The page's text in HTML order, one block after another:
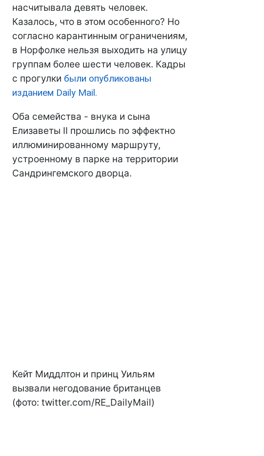
насчитывала девять человек.
Казалось, что в этом особенного? Но
согласно карантинным ограничениям,
в Норфолке нельзя выходить на улицу
группам более шести человек. Кадры
с прогулки были опубликованы
изданием Daily Mail.
Оба семейства - внука и сына
Елизаветы II прошлись по эффектно
иллюминированному маршруту,
устроенному в парке на территории
Сандрингемского дворца.
Кейт Миддлтон и принц Уильям
вызвали негодование британцев
(фото: twitter.com/RE_DailyMail)